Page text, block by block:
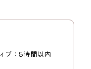
ブ：5時間以内